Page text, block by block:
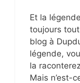
Et la
toujours
blog à
légende,
la
Mais n’est-